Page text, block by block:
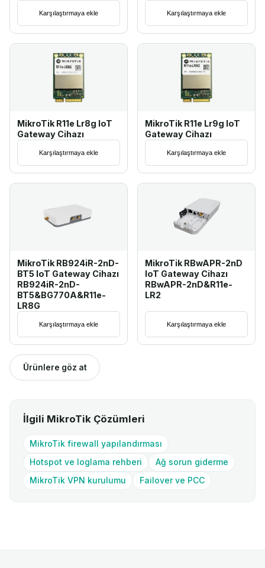
Karşılaştırmaya ekle Karşılaştırmaya ekle
MikroTik R11e Lr8g IoT
Gateway Cihazı
Karşılaştırmaya ekle
MikroTik R11e Lr9g IoT
Gateway Cihazı
Karşılaştırmaya ekle
MikroTik RB924iR-2nD-
BT5 IoT Gateway Cihazı
RB924iR-2nD-
BT5&BG770A&R11e-
LR8G
Karşılaştırmaya ekle
MikroTik RBwAPR-2nD
IoT Gateway Cihazı
RBwAPR-2nD&R11e-
LR2
Karşılaştırmaya ekle
Ürünlere göz at
İlgili MikroTik Çözümleri
MikroTik firewall yapılandırması
Hotspot ve loglama rehberi
Ağ sorun giderme
MikroTik VPN kurulumu
Failover ve PCC